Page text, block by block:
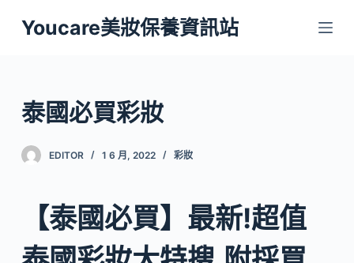
跳
至
內
容
Youcare美妝保養資訊站
泰國必買彩妝
EDITOR 1 6 月, 2022 彩妝
【泰國必買】最新!超值